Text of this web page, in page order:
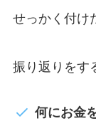
せっかく付け
振り返りをす
何にお金